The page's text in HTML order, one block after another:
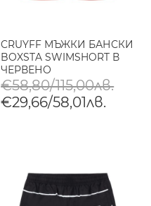
CRUYFF МЪЖКИ БАНСКИ
BOXSTA SWIMSHORT В
ЧЕРВЕНО
€58,80/115,00лв.
€29,66/58,01лв.